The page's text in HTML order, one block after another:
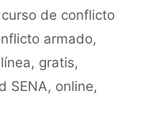
curso de conflicto
armado,
, gratis,
SENA, online,